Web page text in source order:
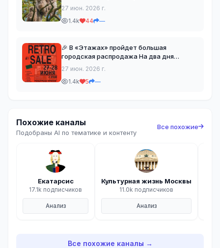
семья очаровательных серых неясытей.
уже успели привлечь внимание
27 июн. 2026 г.
1.4k
44 —
🎉 В «Этажах» пройдет большая
городская распродажа На два дня
пространство «Синий пол» превратится
винтажных сокровищ и атмосферных
27 июн. 2026 г.
1.4k
5 —
Похожие каналы
Подобраны AI по тематике и контенту
Все похожие
Екатарсис
17.1k подписчиков
Анализ
Культурная жизнь Москвы
11.0k подписчиков
Анализ
Все похожие каналы →